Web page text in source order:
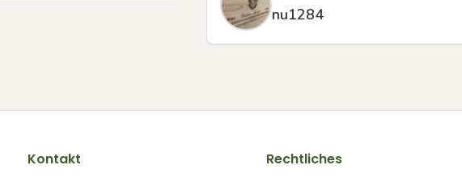
nu1284
Kontakt Rechtliches